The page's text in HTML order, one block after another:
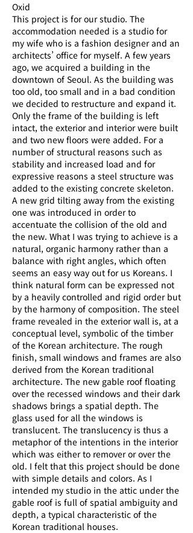
Oxid
This project is for our studio. The
accommodation needed is a studio for
my wife who is a fashion designer and an
architects’ office for myself. A few years
ago, we acquired a building in the
downtown of Seoul. As the building was
too old, too small and in a bad condition
we decided to restructure and expand it.
Only the frame of the building is left
intact, the exterior and interior were built
and two new floors were added. For a
number of structural reasons such as
stability and increased load and for
expressive reasons a steel structure was
added to the existing concrete skeleton.
A new grid tilting away from the existing
one was introduced in order to
accentuate the collision of the old and
the new. What I was trying to achieve is a
natural, organic harmony rather than a
balance with right angles, which often
seems an easy way out for us Koreans. I
think natural form can be expressed not
by a heavily controlled and rigid order but
by the harmony of composition. The steel
frame revealed in the exterior wall is, at a
conceptual level, symbolic of the timber
of the Korean architecture. The rough
finish, small windows and frames are also
derived from the Korean traditional
architecture. The new gable roof floating
over the recessed windows and their dark
shadows brings a spatial depth. The
glass used for all the windows is
translucent. The translucency is thus a
metaphor of the intentions in the interior
which was either to remover or over the
old. I felt that this project should be done
with simple details and colors. As I
intended my studio in the attic under the
gable roof is full of spatial ambiguity and
depth, a typical characteristic of the
Korean traditional houses.